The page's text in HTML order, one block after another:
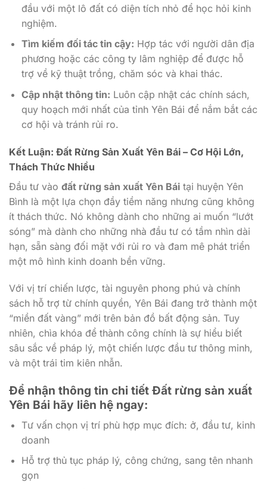
đầu với một lô đất có diện tích nhỏ để học hỏi kinh
nghiệm.
Tìm kiếm đối tác tin cậy: Hợp tác với người dân địa
phương hoặc các công ty lâm nghiệp để được hỗ
trợ về kỹ thuật trồng, chăm sóc và khai thác.
Cập nhật thông tin: Luôn cập nhật các chính sách,
quy hoạch mới nhất của tỉnh Yên Bái để nắm bắt các
cơ hội và tránh rủi ro.
Kết Luận: Đất Rừng Sản Xuất Yên Bái – Cơ Hội Lớn,
Thách Thức Nhiều
Đầu tư vào đất rừng sản xuất Yên Bái tại huyện Yên
Bình là một lựa chọn đầy tiềm năng nhưng cũng không
ít thách thức. Nó không dành cho những ai muốn “lướt
sóng” mà dành cho những nhà đầu tư có tầm nhìn dài
hạn, sẵn sàng đối mặt với rủi ro và đam mê phát triển
một mô hình kinh doanh bền vững.
Với vị trí chiến lược, tài nguyên phong phú và chính
sách hỗ trợ từ chính quyền, Yên Bái đang trở thành một
“miền đất vàng” mới trên bản đồ bất động sản. Tuy
nhiên, chìa khóa để thành công chính là sự hiểu biết
sâu sắc về pháp lý, một chiến lược đầu tư thông minh,
và một trái tim kiên nhẫn.
Để nhận thông tin chi tiết Đất rừng sản xuất
Yên Bái hãy liên hệ ngay:
Tư vấn chọn vị trí phù hợp mục đích: ở, đầu tư, kinh
doanh
Hỗ trợ thủ tục pháp lý, công chứng, sang tên nhanh
gọn